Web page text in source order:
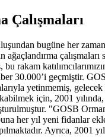
Çalışmaları
bugüne her
ağaçlandırma
rakam
30.000’i geçmiştir.
yetinmemiş,
için, 2001
"GOSB
her yıl yeni fidanlar
Ayrıca, 2001